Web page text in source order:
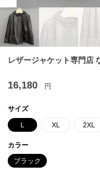
レザージャケット専門店
16,180 円
サイズ
L XL 2XL
カラー
ブラック